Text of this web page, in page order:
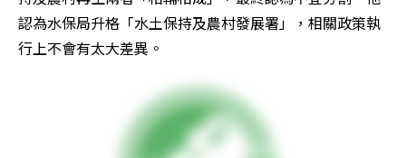
認為水保局升格「水土保持及農村發展署」，相關政策執
行上不會有太大差異。